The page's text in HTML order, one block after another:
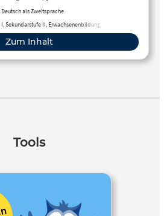
Deutsch als Zweitsprache
Sekundarstufe II, Erwachsenenbildung
Zum Inhalt
Tools